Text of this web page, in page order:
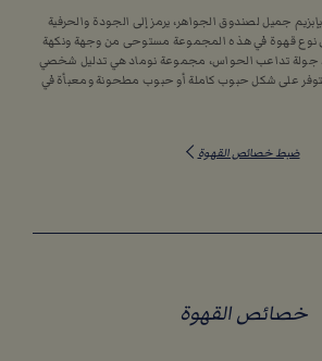
بإبزيم جميل لصندوق الجواهر، يرمز إلى الجودة والحرفية
نوع قهوة في هذه المجموعة مستوحى من وجهة ونكهة
جولة تداعب الحواس، مجموعة نوماد هي تدليل شخصي
على شكل حبوب كاملة أو حبوب مطحونة ومعبأة في
ضبط خصائص القهوة
خصائص القهوة